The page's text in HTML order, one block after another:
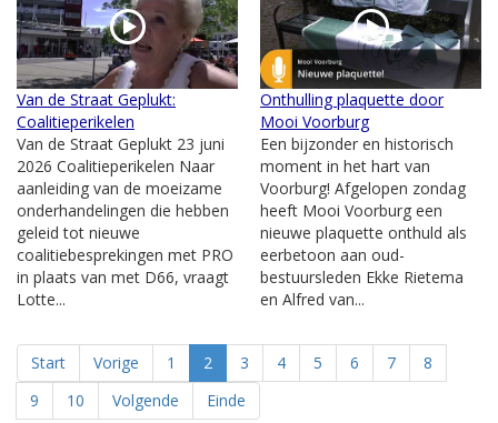
Van de Straat Geplukt:
Coalitieperikelen
Van de Straat Geplukt 23 juni
2026 Coalitieperikelen Naar
aanleiding van de moeizame
onderhandelingen die hebben
geleid tot nieuwe
coalitiebesprekingen met PRO
in plaats van met D66, vraagt
Lotte...
Onthulling plaquette door
Mooi Voorburg
Een bijzonder en historisch
moment in het hart van
Voorburg! Afgelopen zondag
heeft Mooi Voorburg een
nieuwe plaquette onthuld als
eerbetoon aan oud-
bestuursleden Ekke Rietema
en Alfred van...
Start Vorige 1 2 3 4 5 6 7
8
9
10 Volgende Einde